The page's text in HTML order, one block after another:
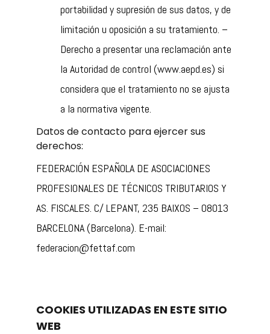
portabilidad y supresión de sus datos, y de
limitación u oposición a su tratamiento. –
Derecho a presentar una reclamación ante
la Autoridad de control (www.aepd.es) si
considera que el tratamiento no se ajusta
a la normativa vigente.
Datos de contacto para ejercer sus
derechos:
FEDERACIÓN ESPAÑOLA DE ASOCIACIONES
PROFESIONALES DE TÉCNICOS TRIBUTARIOS Y
AS. FISCALES. C/ LEPANT, 235 BAIXOS – 08013
BARCELONA (Barcelona). E-mail:
federacion@fettaf.com
COOKIES UTILIZADAS EN ESTE SITIO
WEB